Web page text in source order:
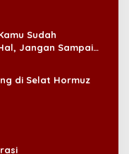
Sudah
Jangan Sampai
di Selat Hormuz